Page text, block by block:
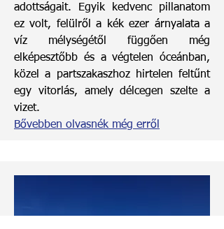
adottságait. Egyik kedvenc pillanatom
ez volt, felülről a kék ezer árnyalata a
víz mélységétől függően még
elképesztőbb és a végtelen óceánban,
közel a partszakaszhoz hirtelen feltűnt
egy vitorlás, amely délcegen szelte a
vizet.
Bővebben olvasnék még erről